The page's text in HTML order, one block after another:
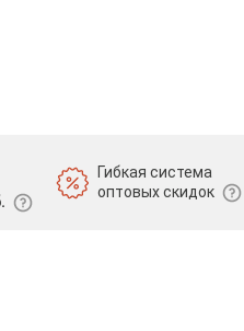
Гибкая система
оптовых скидок